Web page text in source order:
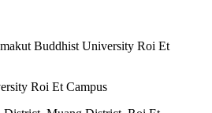
Buddhist University Roi Et
Roi Et Campus